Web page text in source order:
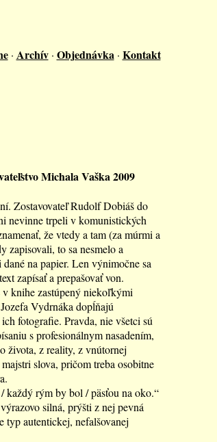
· Archív· Objednávka · Kontakt
Michala Vaška 2009
Zostavovateľ Rudolf Dobiáš do
nevinne trpeli v komunistických
že vtedy a tam (za múrmi a
zapisovali, to sa nesmelo a
na papier. Len výnimočne sa
zapísať a prepašovať von.
knihe zastúpený niekoľkými
Vydrnáka dopĺňajú
fotografie. Pravda, nie všetci sú
s profesionálnym nasadením,
života, z reality, z vnútornej
slova, pričom treba osobitne
každý rým by bol / päsťou na oko.“
silná, prýšti z nej pevná
typ autentickej, nefalšovanej